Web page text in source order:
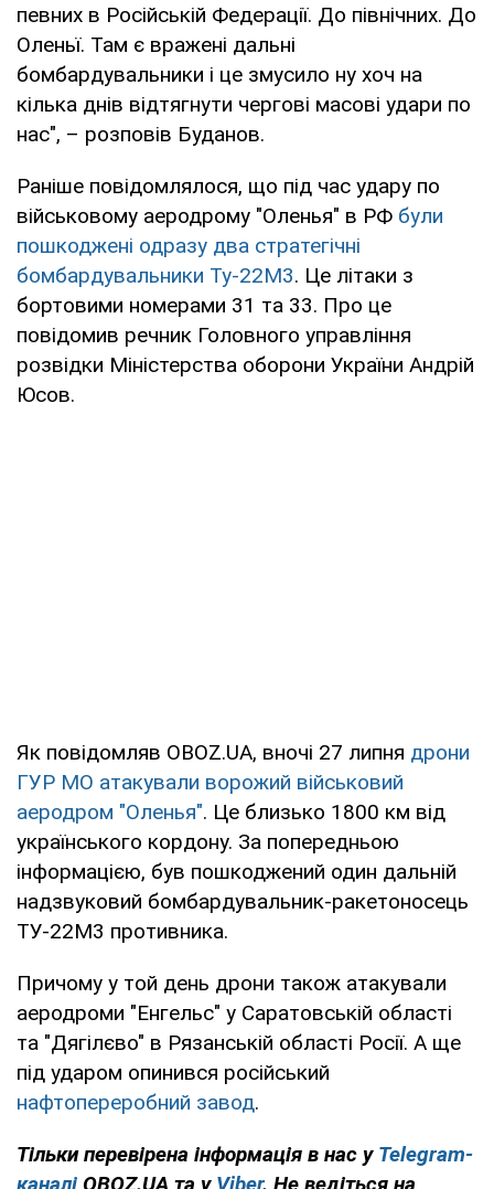
певних в Російській Федерації. До північних. До
Оленьї. Там є вражені дальні
бомбардувальники і це змусило ну хоч на
кілька днів відтягнути чергові масові удари по
нас", – розповів Буданов.
Раніше повідомлялося, що під час удару по
військовому аеродрому "Оленья" в РФ були
пошкоджені одразу два стратегічні
бомбардувальники Ту-22М3. Це літаки з
бортовими номерами 31 та 33. Про це
повідомив речник Головного управління
розвідки Міністерства оборони України Андрій
Юсов.
Як повідомляв OBOZ.UA, вночі 27 липня дрони
ГУР МО атакували ворожий військовий
аеродром "Оленья". Це близько 1800 км від
українського кордону. За попередньою
інформацією, був пошкоджений один дальній
надзвуковий бомбардувальник-ракетоносець
ТУ-22М3 противника.
Причому у той день дрони також атакували
аеродроми "Енгельс" у Саратовській області
та "Дягілєво" в Рязанській області Росії. А ще
під ударом опинився російський
нафтопереробний завод.
Тільки перевірена інформація в нас у Telegram-
каналі OBOZ.UA та у Viber. Не ведіться на